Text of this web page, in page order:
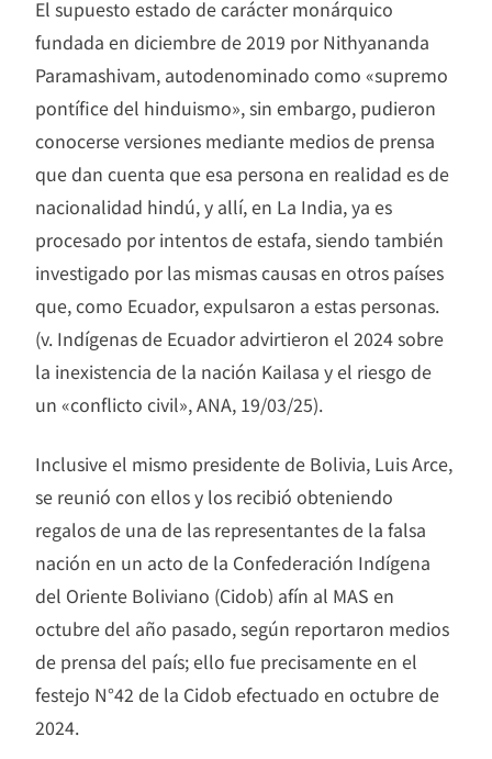
El supuesto estado de carácter monárquico
fundada en diciembre de 2019 por Nithyananda
Paramashivam, autodenominado como «supremo
pontífice del hinduismo», sin embargo, pudieron
conocerse versiones mediante medios de prensa
que dan cuenta que esa persona en realidad es de
nacionalidad hindú, y allí, en La India, ya es
procesado por intentos de estafa, siendo también
investigado por las mismas causas en otros países
que, como Ecuador, expulsaron a estas personas.
(v. Indígenas de Ecuador advirtieron el 2024 sobre
la inexistencia de la nación Kailasa y el riesgo de
un «conflicto civil», ANA, 19/03/25).
Inclusive el mismo presidente de Bolivia, Luis Arce,
se reunió con ellos y los recibió obteniendo
regalos de una de las representantes de la falsa
nación en un acto de la Confederación Indígena
del Oriente Boliviano (Cidob) afín al MAS en
octubre del año pasado, según reportaron medios
de prensa del país; ello fue precisamente en el
festejo N°42 de la Cidob efectuado en octubre de
2024.